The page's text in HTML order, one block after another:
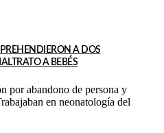
A DOS
A BEBÉS
por abandono de persona y
en neonatología del